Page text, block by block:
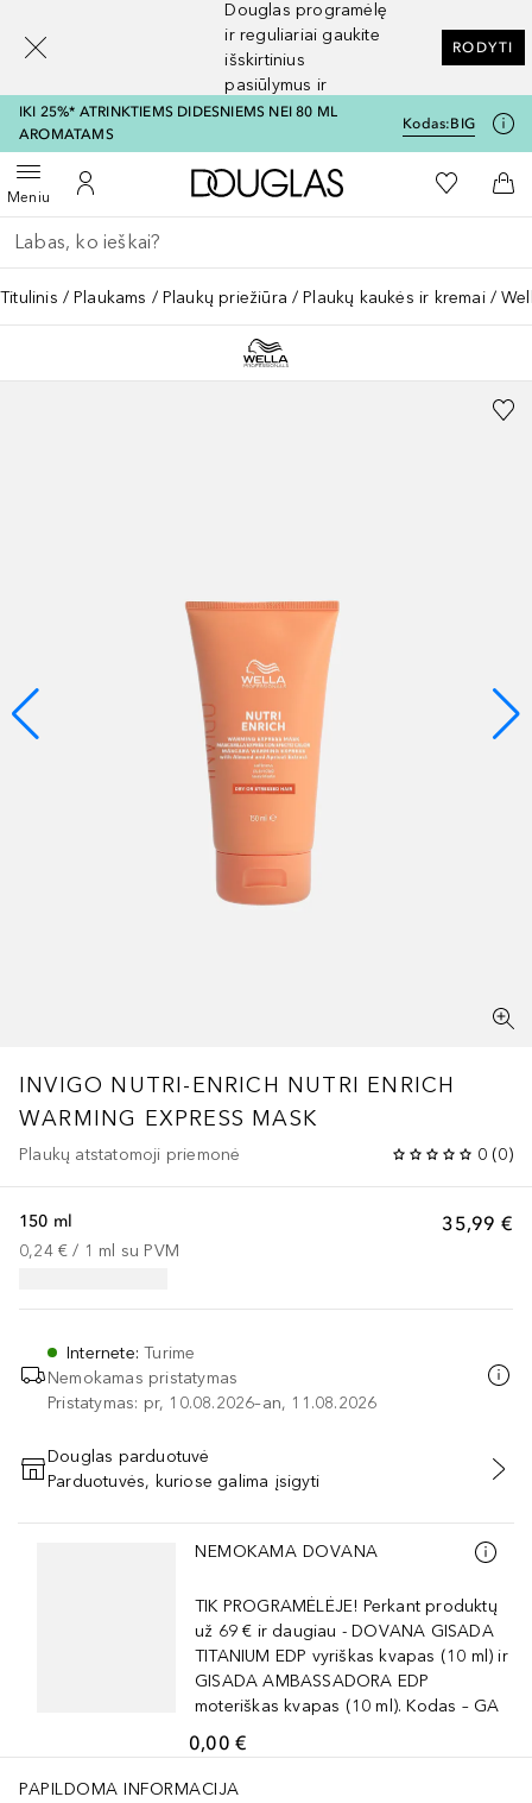
Douglas programėlę
ir reguliariai gaukite
išskirtinius
pasiūlymus ir
nuolaidas
RODYTI
IKI 25%* ATRINKTIEMS DIDESNIEMS NEI 80 ML
AROMATAMS
Kodas:BIG
MeniuAtidaryti meniuĮ mano paskyrą
Į Douglas pagrindinį
Į mano
Į
Grįžk atgal
Vykdykite paiešką
Titulinis Plaukams Plaukų priežiūra Plaukų kaukės ir kremai
INVIGO NUTRI-ENRICH NUTRI ENRICH
WARMING EXPRESS MASK
Plaukų atstatomoji priemonė 0 (0)
35,99 €
150 ml
0,24 € / 1 ml su PVM
Internete:Turime
Nemokamas pristatymas
Pristatymas: pr, 10.08.2026–an, 11.08.2026
PRIDĖTI Į KREPŠELĮ
Douglas parduotuvė
Parduotuvės, kuriose galima įsigyti
Praleisti slankiklį
NEMOKAMA DOVANA
TIK PROGRAMĖLĖJE! Perkant produktų
už 69 € ir daugiau - DOVANA GISADA
TITANIUM EDP vyriškas kvapas (10 ml) ir
GISADA AMBASSADORA EDP
moteriškas kvapas (10 ml). Kodas – GA
0,00 €
PAPILDOMA INFORMACIJA
[navigation.slideout.screenreader]